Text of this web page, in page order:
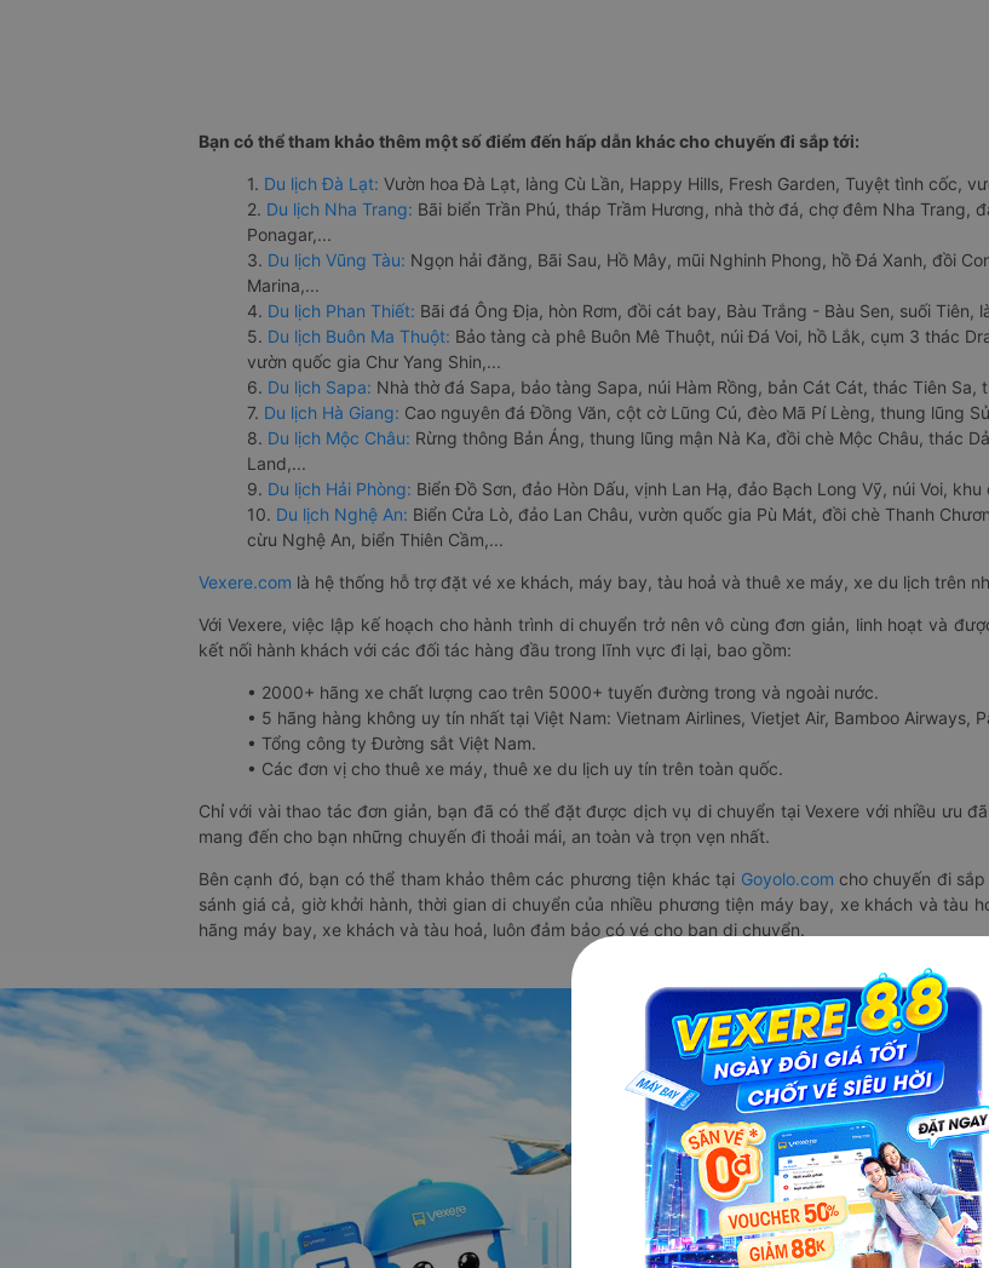
Bạn có thể tham khảo thêm một số điểm đến hấp dẫn khác cho chuyến đi sắp tới:
1. Du lịch Đà Lạt: Vườn hoa Đà Lạt, làng Cù Lần, Happy Hills, Fresh Garden, Tuyệt tình cốc,
2. Du lịch Nha Trang: Bãi biển Trần Phú, tháp Trầm Hương, nhà thờ đá, chợ đêm Nha Trang,
Ponagar,...
3. Du lịch Vũng Tàu: Ngọn hải đăng, Bãi Sau, Hồ Mây, mũi Nghinh Phong, hồ Đá Xanh, đồi
Marina,...
4. Du lịch Phan Thiết: Bãi đá Ông Địa, hòn Rơm, đồi cát bay, Bàu Trắng - Bàu Sen, suối Tiên,
5. Du lịch Buôn Ma Thuột: Bảo tàng cà phê Buôn Mê Thuột, núi Đá Voi, hồ Lắk, cụm 3 thác
vườn quốc gia Chư Yang Shin,...
6. Du lịch Sapa: Nhà thờ đá Sapa, bảo tàng Sapa, núi Hàm Rồng, bản Cát Cát, thác Tiên
7. Du lịch Hà Giang: Cao nguyên đá Đồng Văn, cột cờ Lũng Cú, đèo Mã Pí Lèng, thung lũng
8. Du lịch Mộc Châu: Rừng thông Bản Áng, thung lũng mận Nà Ka, đồi chè Mộc Châu, thác
Land,...
9. Du lịch Hải Phòng: Biển Đồ Sơn, đảo Hòn Dấu, vịnh Lan Hạ, đảo Bạch Long Vỹ, núi Voi, khu
10. Du lịch Nghệ An: Biển Cửa Lò, đảo Lan Châu, vườn quốc gia Pù Mát, đồi chè Thanh
cừu Nghệ An, biển Thiên Cầm,...
Vexere.com là hệ thống hỗ trợ đặt vé xe khách, máy bay, tàu hoả và thuê xe máy, xe du lịch trên
Với Vexere, việc lập kế hoạch cho hành trình di chuyển trở nên vô cùng đơn giản, linh hoạt và
kết nối hành khách với các đối tác hàng đầu trong lĩnh vực đi lại, bao gồm:
• 2000+ hãng xe chất lượng cao trên 5000+ tuyến đường trong và ngoài nước.
• 5 hãng hàng không uy tín nhất tại Việt Nam: Vietnam Airlines, Vietjet Air, Bamboo Airways,
• Tổng công ty Đường sắt Việt Nam.
• Các đơn vị cho thuê xe máy, thuê xe du lịch uy tín trên toàn quốc.
Chỉ với vài thao tác đơn giản, bạn đã có thể đặt được dịch vụ di chuyển tại Vexere với nhiều ưu
mang đến cho bạn những chuyến đi thoải mái, an toàn và trọn vẹn nhất.
Bên cạnh đó, bạn có thể tham khảo thêm các phương tiện khác tại Goyolo.com cho chuyến đi
sánh giá cả, giờ khởi hành, thời gian di chuyển của nhiều phương tiện máy bay, xe khách và tàu
hãng máy bay, xe khách và tàu hoả, luôn đảm bảo có vé cho bạn di chuyển.
Ứng dụng đặt
Vexere - ứng dụng
cao, 5000+ tuyến
vụ thuê xe máy, xe
Ứng dụng hiển thị
người dùng so sánh
chóng và phù hợp
Tải ứng dụng